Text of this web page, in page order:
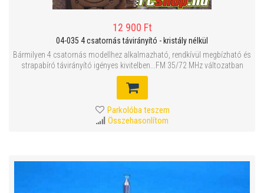
12 900 Ft
04-035 4 csatornás távirányító - kristály nélkül
Bármilyen 4 csatornás modellhez alkalmazható, rendkívül megbízható és
strapabíró távirányító igényes kivitelben...FM 35/72 MHz változatban
Parkolóba teszem
Összehasonlítom